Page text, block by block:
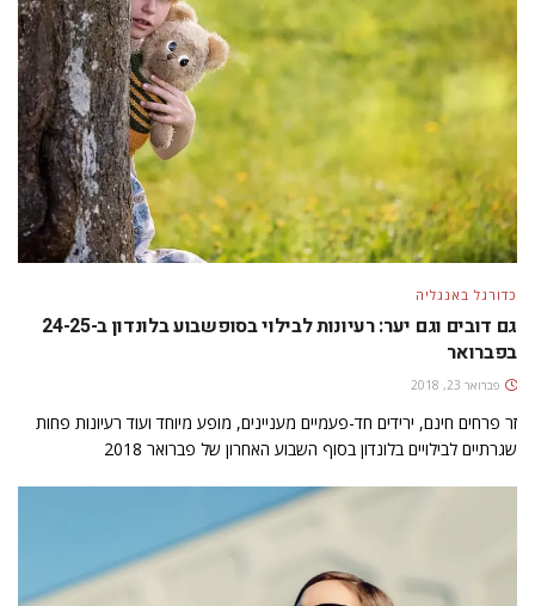
כדורגל באנגליה
גם דובים וגם יער: רעיונות לבילוי בסופשבוע בלונדון ב-24-25
בפברואר
פברואר 23, 2018
זר פרחים חינם, ירידים חד-פעמיים מעניינים, מופע מיוחד ועוד רעיונות פחות
שגרתיים לבילויים בלונדון בסוף השבוע האחרון של פברואר 2018